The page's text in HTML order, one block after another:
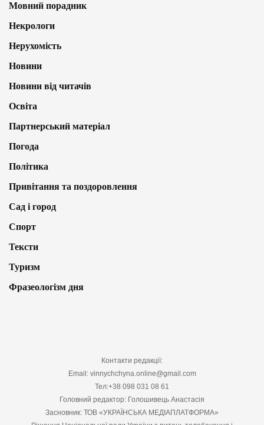
Мовний порадник
Некрологи
Нерухомість
Новини
Новини від читачів
Освіта
Партнерський матеріал
Погода
Політика
Привітання та поздоровлення
Сад і город
Спорт
Тексти
Туризм
Фразеологізм дня
Контакти редакції:
Email: vinnychchyna.online@gmail.com
Тел:+38 098 031 08 61
Головний редактор: Голошивець Анастасія
Засновник: ТОВ «УКРАЇНСЬКА МЕДІАПЛАТФОРМА»